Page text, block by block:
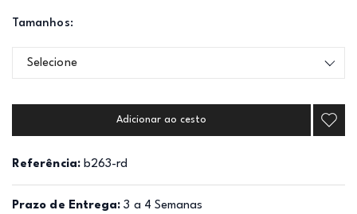
Tamanhos:
Selecione
Adicionar ao cesto
Referência: b263-rd
Prazo de Entrega: 3 a 4 Semanas